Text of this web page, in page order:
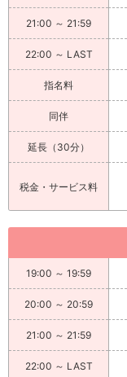
21:00 ～ 21:59
22:00 ～ LAST
指名料
同伴
延長（30分）
税金・サービス料
19:00 ～ 19:59
20:00 ～ 20:59
21:00 ～ 21:59
22:00 ～ LAST